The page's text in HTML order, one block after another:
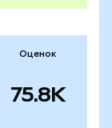
Оценок
75.8K